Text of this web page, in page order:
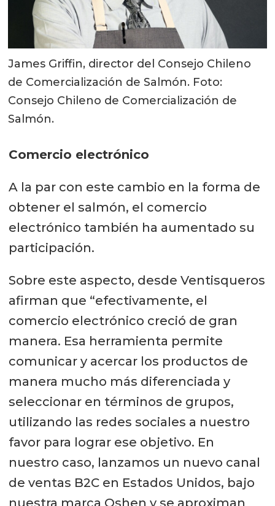
James Griffin, director del Consejo Chileno
de Comercialización de Salmón. Foto:
Consejo Chileno de Comercialización de
Salmón.
Comercio electrónico
A la par con este cambio en la forma de
obtener el salmón, el comercio
electrónico también ha aumentado su
participación.
Sobre este aspecto, desde Ventisqueros
afirman que “efectivamente, el
comercio electrónico creció de gran
manera. Esa herramienta permite
comunicar y acercar los productos de
manera mucho más diferenciada y
seleccionar en términos de grupos,
utilizando las redes sociales a nuestro
favor para lograr ese objetivo. En
nuestro caso, lanzamos un nuevo canal
de ventas B2C en Estados Unidos, bajo
nuestra marca Oshen y se aproximan